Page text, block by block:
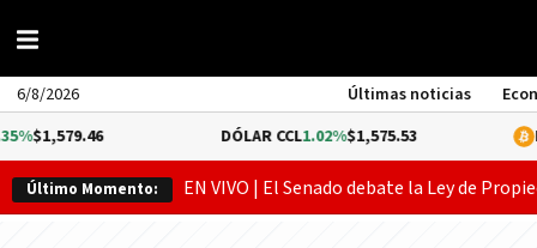
6/8/2026 Últimas noticias
1.02%$1,575.53 BITCOIN-
Último Momento: EN VIVO | El Senado debate la Ley de